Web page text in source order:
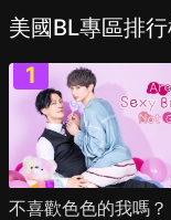
美國BL專區排
不喜歡色色的我嗎？